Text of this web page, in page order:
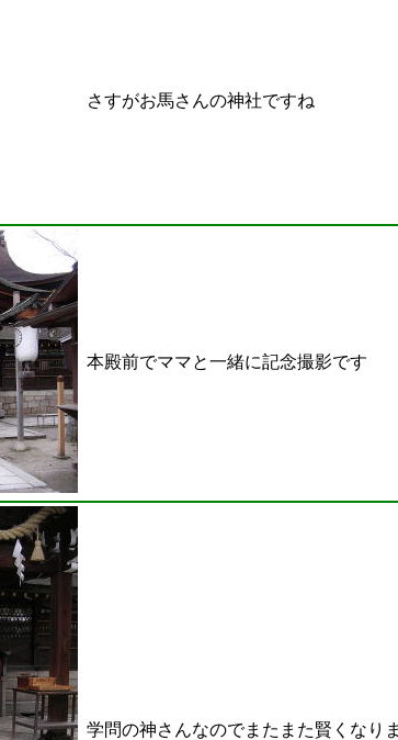
さすがお馬さんの神社ですね
本殿前でママと一緒に記念撮影です
学問の神さんなのでまたまた賢くなり